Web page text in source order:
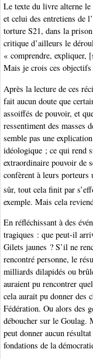
Le texte du livre alterne le
et celui des entretiens de
torture S21, dans la
critique d’ailleurs le
« comprendre, expliquer,
Mais je crois ces objectifs
Après la lecture de ces
fait aucun doute que
assoiffés de pouvoir, et
ressentiment des masses
semble pas une
idéologique ; ce qui rend
extraordinaire pouvoir de
confèrent à leurs porteurs
sûr, tout cela finit par
exemple. Mais cela
En réfléchissant à des
tragiques : que peut-il
Gilets jaunes ? S’il ne
rencontré personne, le
milliards dilapidés ou
auraient pu rencontrer
cela aurait pu donner des
Fédération. Ou alors des
déboucher sur le Goulag.
peut donner aucun
fondations de la